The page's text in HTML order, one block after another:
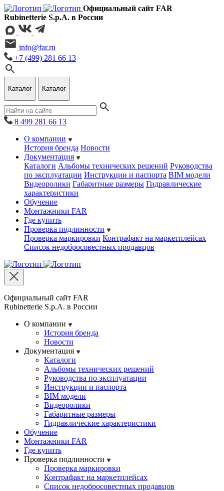
Официальный сайт FAR
Rubinetterie S.p.A. в России
info@far.ru
+7 (499) 281 66 13
Каталог Каталог
8 499 281 66 13
О компании
История бренда Новости
Документация
Каталоги Альбомы технических решений Руководства
по эксплуатации Инструкции и паспорта BIM модели
Видеоролики Габаритные размеры Гидравлические
характеристики
Обучение
Монтажники FAR
Где купить
Проверка подлинности
Проверка маркировки Контрафакт на маркетплейсах
Cписок недобросовестных продавцов
Официальный сайт FAR
Rubinetterie S.p.A. в России
О компании
История бренда
Новости
Документация
Каталоги
Альбомы технических решений
Руководства по эксплуатации
Инструкции и паспорта
BIM модели
Видеоролики
Габаритные размеры
Гидравлические характеристики
Обучение
Монтажники FAR
Где купить
Проверка подлинности
Проверка маркировки
Контрафакт на маркетплейсах
Cписок недобросовестных продавцов